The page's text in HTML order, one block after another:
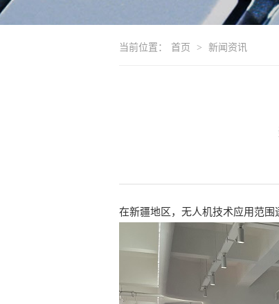
当前位置： 首页 > 新闻资讯
在新疆地区，无人机技术应用范围